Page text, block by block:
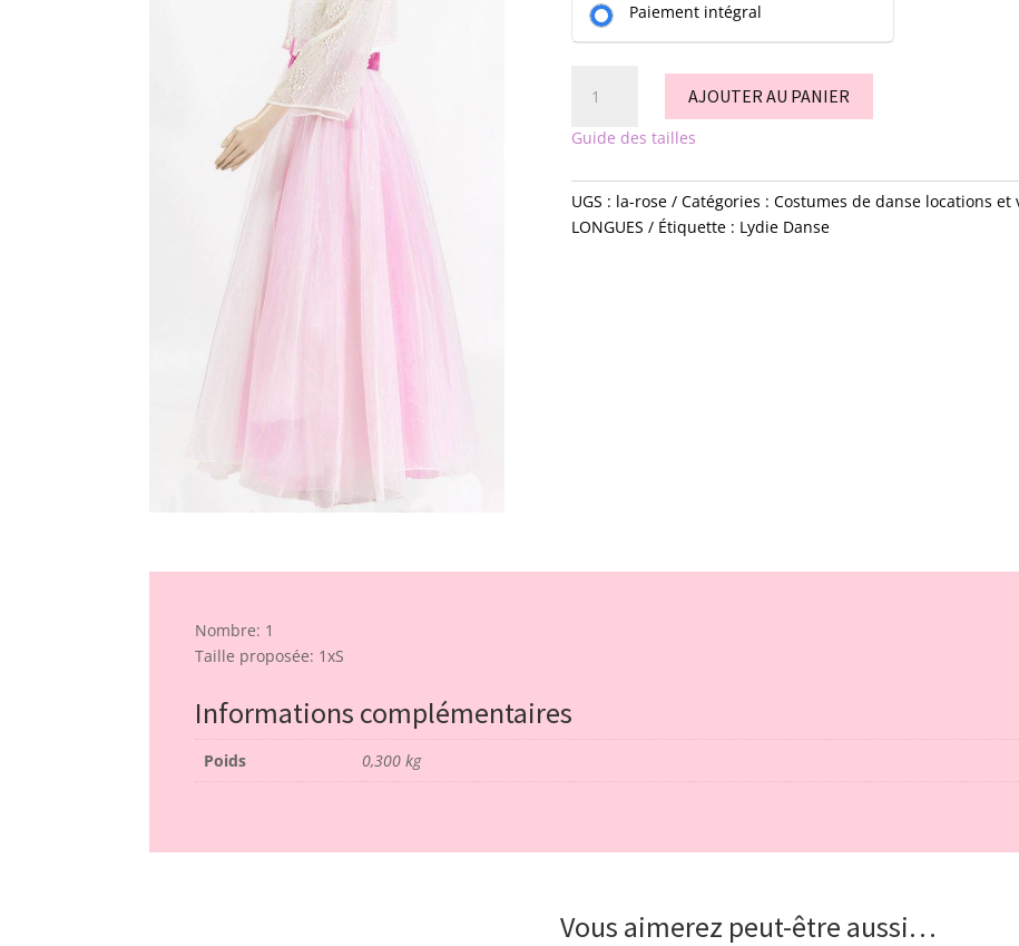
Paiement intégral
La
AJOUTER AU PANIER
Guide des tailles
UGS : la-rose Catégories : Costumes de danse locations et
LONGUES
Étiquette : Lydie Danse
Nombre: 1
Taille proposée: 1xS
Informations complémentaires
Poids 0,300 kg
Vous aimerez peut-être aussi…